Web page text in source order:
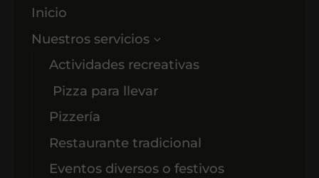
Inicio
Nuestros servicios
Actividades recreativas
Pizza para llevar
Pizzería
Restaurante tradicional
Eventos diversos o festivos